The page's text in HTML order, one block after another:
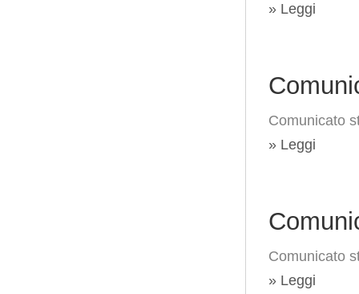
» Leggi
Comunicato
» Leggi
Comunicato
» Leggi